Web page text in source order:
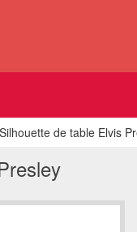
Silhouette de table Elvis